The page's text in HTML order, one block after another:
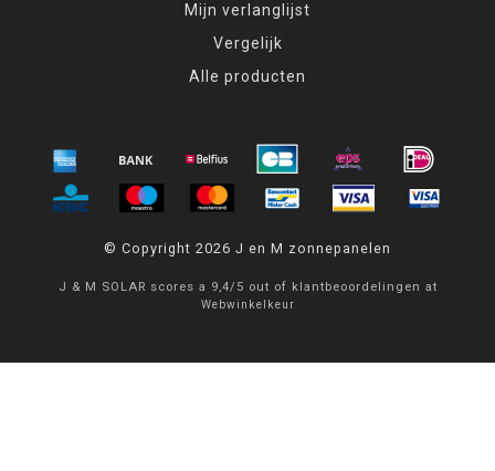
Mijn verlanglijst
Vergelijk
Alle producten
© Copyright 2026 J en M zonnepanelen
J & M SOLAR scores a 9,4/ 5 out of klantbeoordelingen at
Webwinkelkeur